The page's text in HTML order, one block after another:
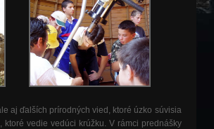
aj ďalších prírodných vied, ktoré úzko súvisia
vedie vedúci krúžku. V rámci prednášky